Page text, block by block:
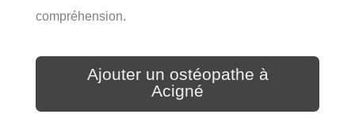
compréhension.
Ajouter un ostéopathe à
Acigné